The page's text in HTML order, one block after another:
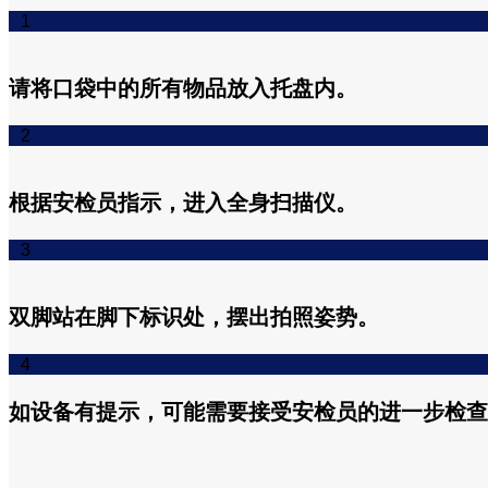
1
请将口袋中的所有物品放入托盘内。
2
根据安检员指示，进入全身扫描仪。
3
双脚站在脚下标识处，摆出拍照姿势。
4
如设备有提示，可能需要接受安检员的进一步检